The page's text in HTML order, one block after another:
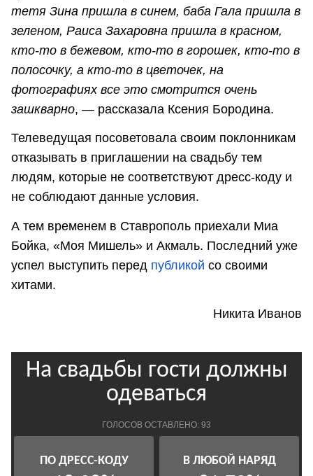
тетя Зина пришла в синем, баба Гала пришла в
зеленом, Раиса Захаровна пришла в красном,
кто-то в бежевом, кто-то в горошек, кто-то в
полосочку, а кто-то в цветочек, на
фотографиях все это смотрится очень
зашкварно, — рассказала Ксения Бородина.
Телеведущая посоветовала своим поклонникам
отказывать в приглашении на свадьбу тем
людям, которые не соответствуют дресс-коду и
не соблюдают данные условия.
А тем временем в Ставрополь приехали Миа
Бойка, «Моя Мишель» и Акмаль. Последний уже
успел выступить перед публикой со своими
хитами.
Никита Иванов